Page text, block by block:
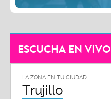
ESCUCHA EN VIVO
LA ZONA EN TU CIUDAD
Trujillo